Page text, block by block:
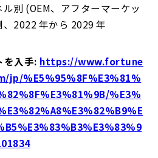
別 (OEM、アフターマーケッ
2022 年から 2029 年
を入手: https://www.fortune
jp/%E5%95%8F%E3%81%
%E3%